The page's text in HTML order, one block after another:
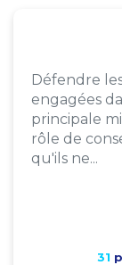
Défendre
engagées
principale
rôle de
qu'ils ne...
31